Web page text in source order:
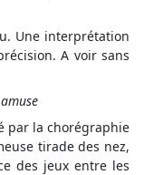
Une interprétation
A voir sans
par la chorégraphie
tirade des nez,
des jeux entre les